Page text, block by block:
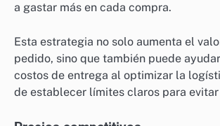
a gastar más en cada compra.
Esta estrategia no solo aumenta el
pedido, sino que también puede
costos de entrega al optimizar la
de establecer límites claros para